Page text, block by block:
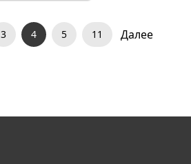
3 4 5 11 Далее